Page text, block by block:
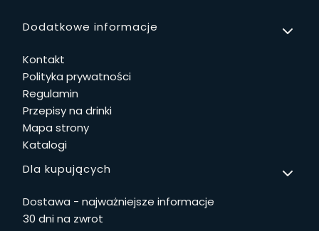
Linki w stopce
Dodatkowe informacje
Kontakt
Polityka prywatności
Regulamin
Przepisy na drinki
Mapa strony
Katalogi
Dla kupujących
Dostawa - najważniejsze informacje
30 dni na zwrot